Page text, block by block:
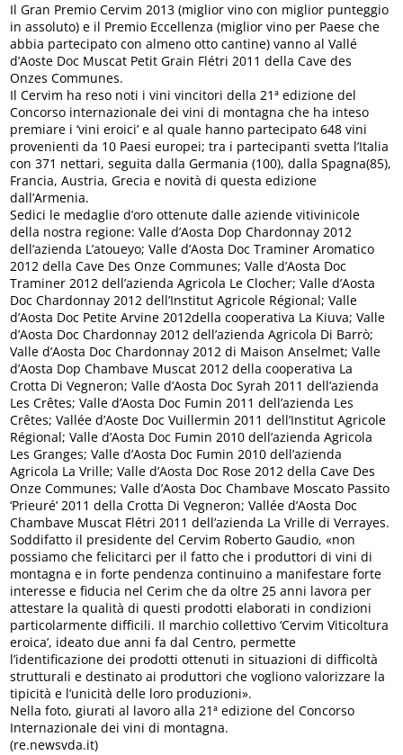
Il Gran Premio Cervim 2013 (miglior vino con miglior punteggio
in assoluto) e il Premio Eccellenza (miglior vino per Paese che
abbia partecipato con almeno otto cantine) vanno al Vallé
d’Aoste Doc Muscat Petit Grain Flétri 2011 della Cave des
Onzes Communes.
Il Cervim ha reso noti i vini vincitori della 21ª edizione del
Concorso internazionale dei vini di montagna che ha inteso
premiare i ‘vini eroici’ e al quale hanno partecipato 648 vini
provenienti da 10 Paesi europei; tra i partecipanti svetta l’Italia
con 371 nettari, seguita dalla Germania (100), dalla Spagna(85),
Francia, Austria, Grecia e novità di questa edizione
dall’Armenia.
Sedici le medaglie d’oro ottenute dalle aziende vitivinicole
della nostra regione: Valle d’Aosta Dop Chardonnay 2012
dell’azienda L’atoueyo; Valle d’Aosta Doc Traminer Aromatico
2012 della Cave Des Onze Communes; Valle d’Aosta Doc
Traminer 2012 dell’azienda Agricola Le Clocher; Valle d’Aosta
Doc Chardonnay 2012 dell’Institut Agricole Régional; Valle
d’Aosta Doc Petite Arvine 2012della cooperativa La Kiuva; Valle
d’Aosta Doc Chardonnay 2012 dell’azienda Agricola Di Barrò;
Valle d’Aosta Doc Chardonnay 2012 di Maison Anselmet; Valle
d’Aosta Dop Chambave Muscat 2012 della cooperativa La
Crotta Di Vegneron; Valle d’Aosta Doc Syrah 2011 dell’azienda
Les Crêtes; Valle d’Aosta Doc Fumin 2011 dell’azienda Les
Crêtes; Vallée d’Aoste Doc Vuillermin 2011 dell’Institut Agricole
Régional; Valle d’Aosta Doc Fumin 2010 dell’azienda Agricola
Les Granges; Valle d’Aosta Doc Fumin 2010 dell’azienda
Agricola La Vrille; Valle d’Aosta Doc Rose 2012 della Cave Des
Onze Communes; Valle d’Aosta Doc Chambave Moscato Passito
‘Prieuré’ 2011 della Crotta Di Vegneron; Vallée d’Aosta Doc
Chambave Muscat Flétri 2011 dell’azienda La Vrille di Verrayes.
Soddifatto il presidente del Cervim Roberto Gaudio, «non
possiamo che felicitarci per il fatto che i produttori di vini di
montagna e in forte pendenza continuino a manifestare forte
interesse e fiducia nel Cerim che da oltre 25 anni lavora per
attestare la qualità di questi prodotti elaborati in condizioni
particolarmente difficili. Il marchio collettivo ‘Cervim Viticoltura
eroica’, ideato due anni fa dal Centro, permette
l’identificazione dei prodotti ottenuti in situazioni di difficoltà
strutturali e destinato ai produttori che vogliono valorizzare la
tipicità e l’unicità delle loro produzioni».
Nella foto, giurati al lavoro alla 21ª edizione del Concorso
Internazionale dei vini di montagna.
(re.newsvda.it)